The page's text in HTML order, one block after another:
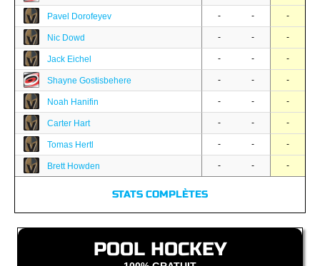
Pavel Dorofeyev - - -
Nic Dowd - - -
Jack Eichel - - -
Shayne Gostisbehere - - -
Noah Hanifin - - -
Carter Hart - - -
Tomas Hertl - - -
Brett Howden - - -
STATS COMPLÈTES
POOL HOCKEY